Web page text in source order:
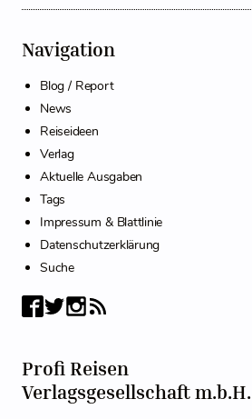
Navigation
Blog / Report
News
Reiseideen
Verlag
Aktuelle Ausgaben
Tags
Impressum & Blattlinie
Datenschutzerklärung
Suche
Profi Reisen
Verlagsgesellschaft m.b.H.